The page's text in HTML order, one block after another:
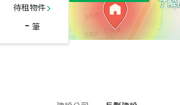
待租物件
- 筆